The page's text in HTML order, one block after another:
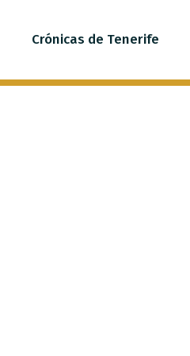
Crónicas de Tenerife